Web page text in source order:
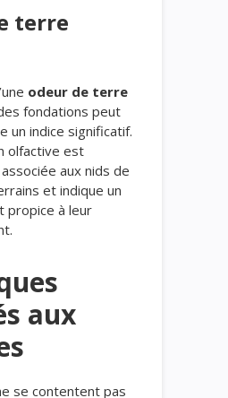
terre
odeur de terre
fondations peut
un indice significatif.
olfactive est
aux nids de
et indique un
propice à leur
aux
se contentent pas